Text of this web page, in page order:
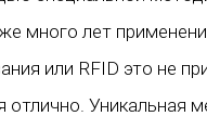
много лет
или RFID это не
Уникальная